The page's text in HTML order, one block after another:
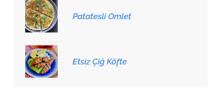
Patatesli Omlet
Etsiz Çiğ Köfte